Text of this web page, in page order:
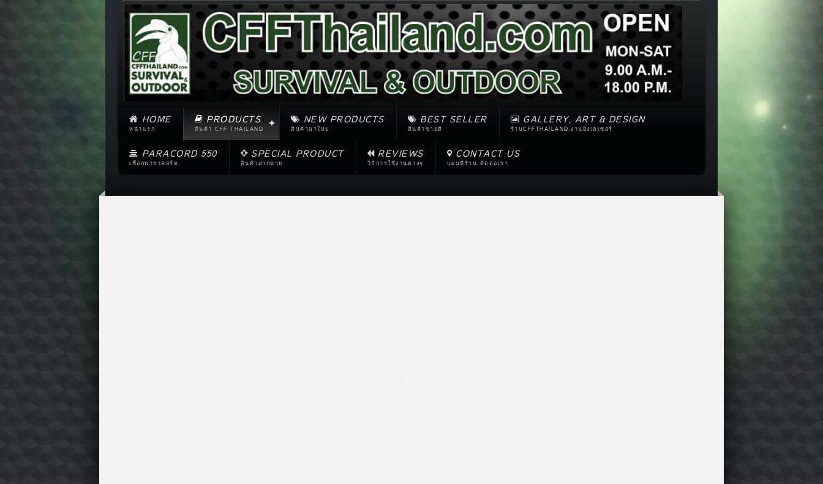
HOME
หน้าแรก
PRODUCTS
สินค้า CFF THAILAND
NEW PRODUCTS
สินค้ามาใหม่
BEST SELLER
สินค้าขายดี
GALLERY, ART & DESIGN
ร้านCFFTHAILAND,งานยิงเลเซอร์
PARACORD 550
เชือกพาราคอร์ด
SPECIAL PRODUCT
สินค้าฝากขาย
REVIEWS
วิธีการใช้งานต่างๆ
CONTACT US
แผนที่ร้าน ติดต่อเรา